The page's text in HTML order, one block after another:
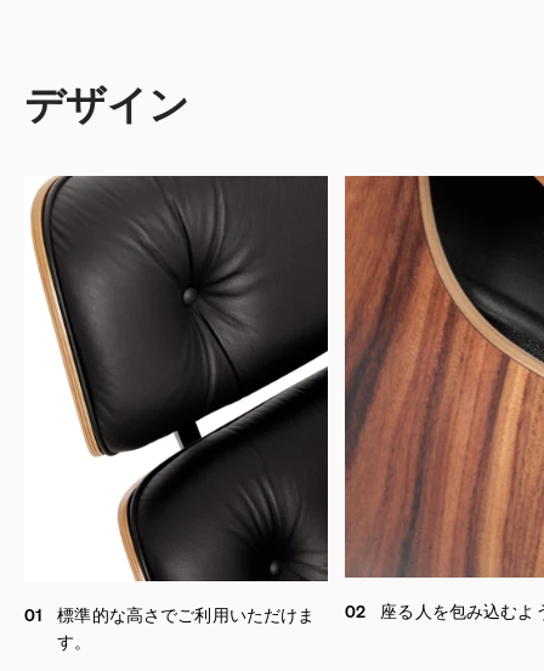
デザイン
01
標準的な高さでご利用いただけま
す。
02 座る人を包み込むよ